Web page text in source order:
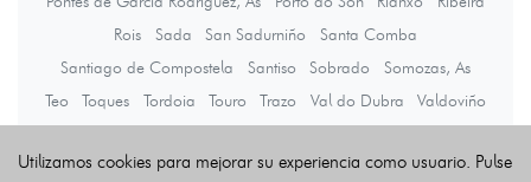
Rois
Sada San Sadurniño
Santa Comba
Santiago de Compostela
Santiso Sobrado
Somozas, As
Teo
Toques Tordoia Touro Trazo Val do Dubra
Valdoviño
Utilizamos cookies para mejorar su experiencia como usuario. Pulse